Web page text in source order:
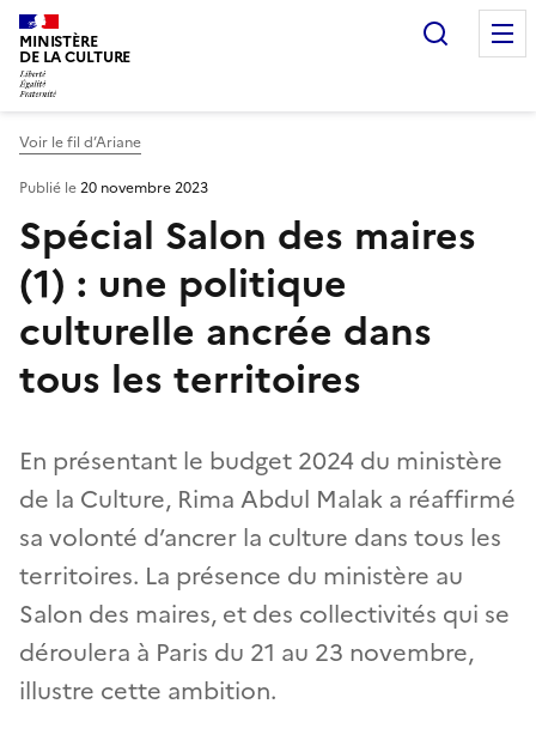
MINISTÈRE
DE LA CULTURE
Voir le fil d’Ariane
Spécial Salon des maires
(1) : une politique
culturelle ancrée dans
tous les territoires
En présentant le budget 2024 du ministère
de la Culture, Rima Abdul Malak a réaffirmé
sa volonté d’ancrer la culture dans tous les
territoires. La présence du ministère au
Salon des maires, et des collectivités qui se
déroulera à Paris du 21 au 23 novembre,
illustre cette ambition.
Publié le20 novembre 2023